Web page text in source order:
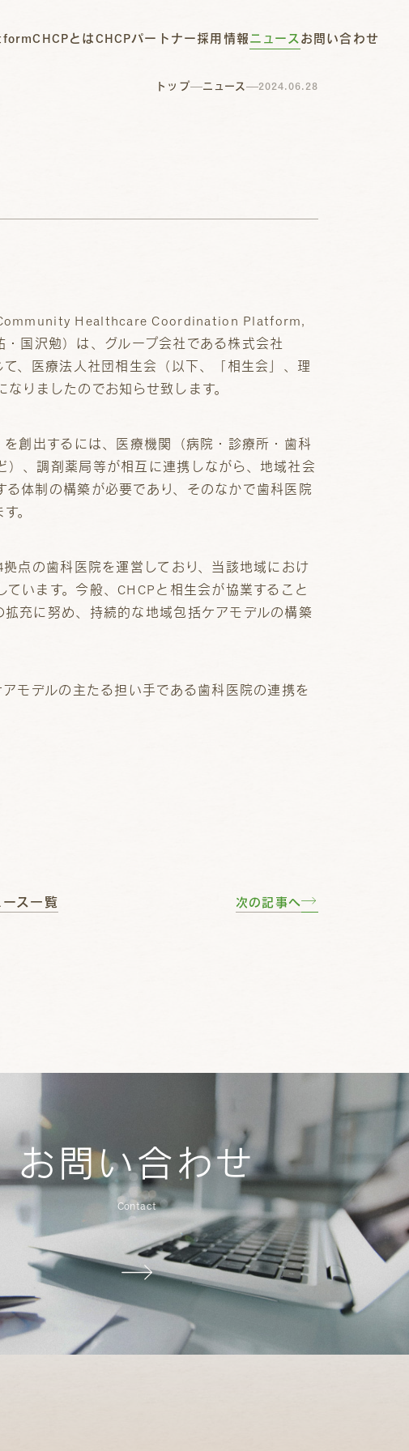
CHCPとはCHCPパートナー採用情報ニュースお問い合わせ
トップ ニュース 2024.06.28
Healthcare Coordination Platform,
国沢勉）は、グループ会社である株式会社
、医療法人社団相生会（以下、「相生会」、理
りましたのでお知らせ致します。
創出するには、医療機関（病院・診療所・歯科
、調剤薬局等が相互に連携しながら、地域社会
体制の構築が必要であり、そのなかで歯科医院
。
点の歯科医院を運営しており、当該地域におけ
います。今般、CHCPと相生会が協業すること
充に努め、持続的な地域包括ケアモデルの構築
モデルの主たる担い手である歯科医院の連携を
ース一覧 次の記事へ
お問い合わせ
Contact